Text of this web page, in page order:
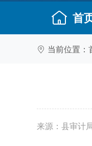
首
当前位置：
来源：县审计